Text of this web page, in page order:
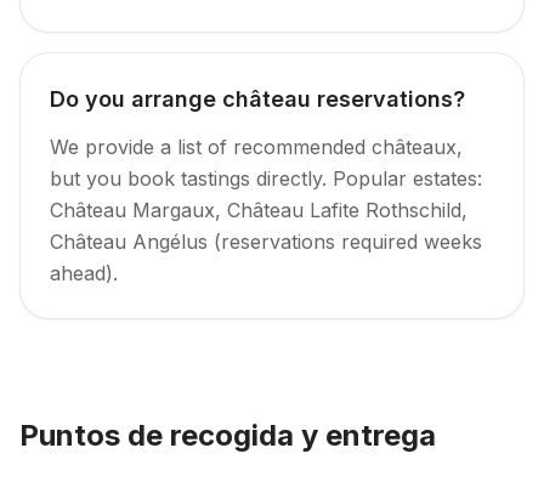
Do you arrange château reservations?
We provide a list of recommended châteaux,
but you book tastings directly. Popular estates:
Château Margaux, Château Lafite Rothschild,
Château Angélus (reservations required weeks
ahead).
Puntos de recogida y entrega